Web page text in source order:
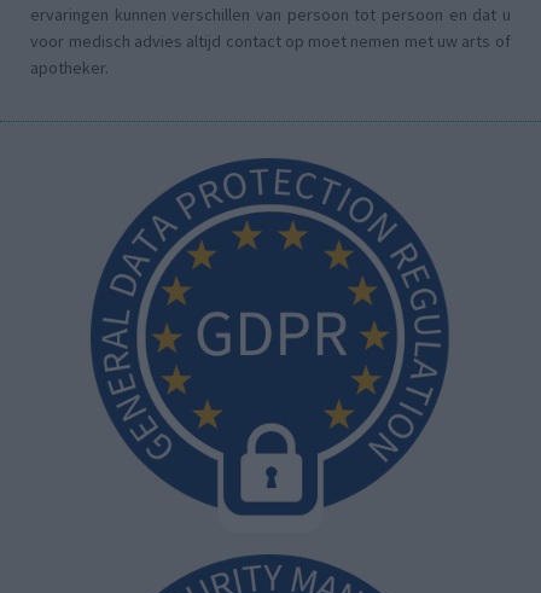
ervaringen kunnen verschillen van persoon tot persoon en dat u
voor medisch advies altijd contact op moet nemen met uw arts of
apotheker.